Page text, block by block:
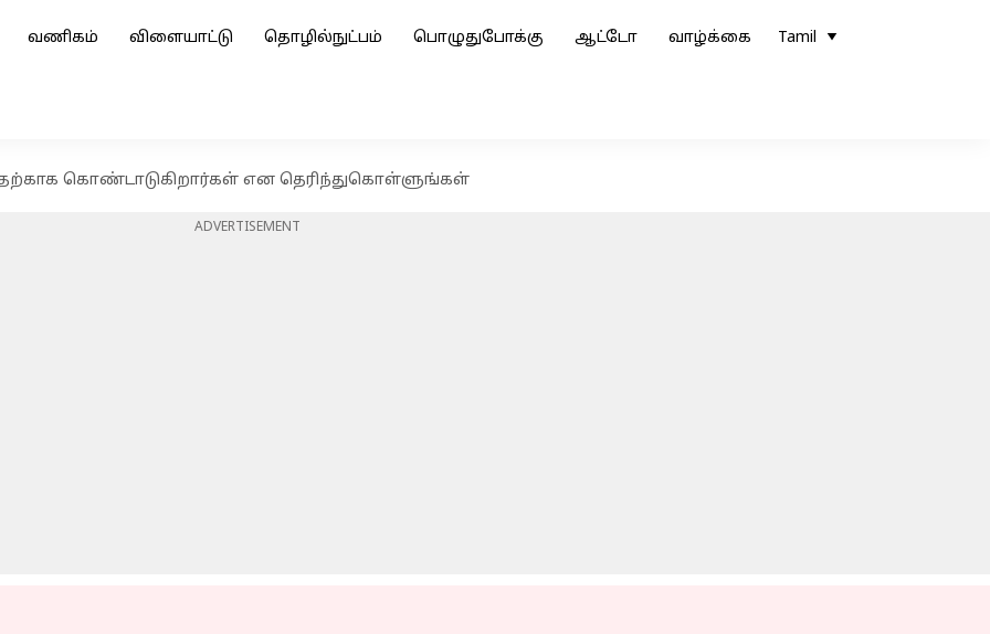
வணிகம் விளையாட்டு தொழில்நுட்பம் பொழுதுபோக்கு ஆட்டோ வாழ்க்கை Tamil
கொண்டாடுகிறார்கள் என தெரிந்துகொள்ளுங்கள்
ADVERTISEMENT